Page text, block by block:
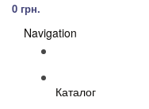
0 грн.
Navigation
Каталог